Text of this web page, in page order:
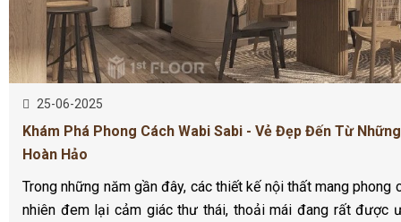
25-06-2025
Khám Phá Phong Cách Wabi Sabi - Vẻ Đẹp Đến Từ
Hoàn Hảo
Trong những năm gần đây, các thiết kế nội thất mang phong
nhiên đem lại cảm giác thư thái, thoải mái đang rất được